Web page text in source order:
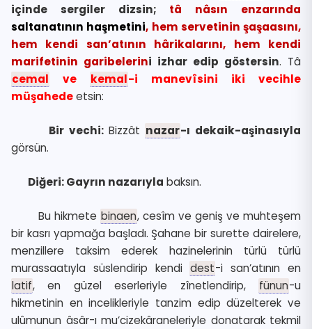
içinde sergiler dizsin; tâ nâsın enzarında
saltanatının haşmetini, hem servetinin şaşaasını,
hem kendi san’atının hârikalarını, hem kendi
marifetinin garibelerini izhar edip göstersin. Tâ
cemal ve kemal-i manevîsini iki vecihle
müşahedeetsin:
Bir vechi: Bizzât nazar-ı dekaik-aşinasıyla
görsün.
Diğeri: Gayrın nazarıyla baksın.
Bu hikmete binaen, cesîm ve geniş ve muhteşem
bir kasrı yapmağa başladı. Şahane bir surette dairelere,
menzillere taksim ederek hazinelerinin türlü türlü
murassaatıyla süslendirip kendi dest-i san’atının en
latif, en güzel eserleriyle zînetlendirip, fünun-u
hikmetinin en incelikleriyle tanzim edip düzelterek ve
ulûmunun âsâr-ı mu’cizekâraneleriyle donatarak tekmil